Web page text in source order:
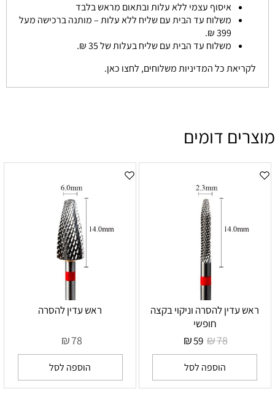
איסוף עצמי ללא עלות ובתאום מראש בלבד
משלוח עד הבית עם שליח ללא עלות – מותנה ברכישה מעל
399 ₪.
משלוח עד הבית עם שליח בעלות של 35 ₪.
לקריאת כל המדיניות משלוחים, לחצו כאן.
מוצרים דומים
ראש עדין להסרה וניקוי בקצה
חופשי
₪78
₪59
הוספה לסל
ראש עדין להסרה
₪78
הוספה לסל